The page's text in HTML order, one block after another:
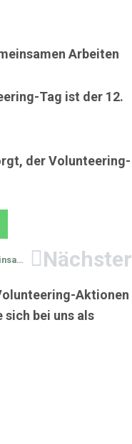
Arbeiten
Tag ist der 12.
der Volunteering-
Gemeinsam aktiv: Volunteering-Tag Nächster
Aktionen
sich bei uns als